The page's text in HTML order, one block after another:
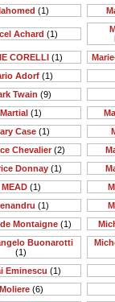
(1)
Achard (1)
CORELLI (1)
Adorf(1)
Twain (9)
Martial (1)
Case(1)
Chevalier (2)
Donnay (1)
MEAD(1)
(1)
Montaigne (1)
Buonarotti
(1)
Eminescu (1)
Moliere(6)